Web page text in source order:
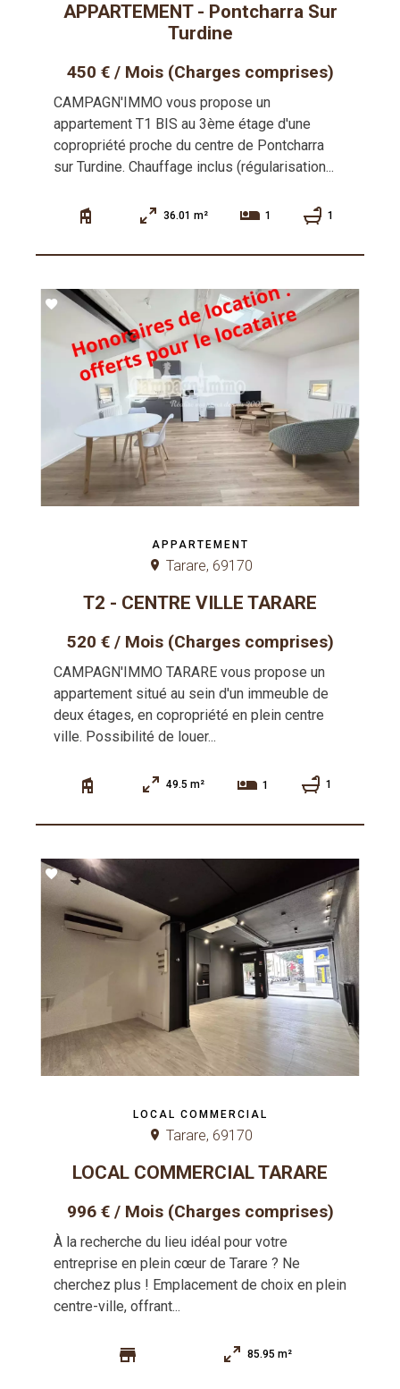
APPARTEMENT - Pontcharra Sur
Turdine
450 € / Mois (Charges comprises)
CAMPAGN'IMMO vous propose un
appartement T1 BIS au 3ème étage d'une
copropriété proche du centre de Pontcharra
sur Turdine. Chauffage inclus (régularisation...
36.01 m² 1 1
APPARTEMENT
Tarare, 69170
T2 - CENTRE VILLE TARARE
520 € / Mois (Charges comprises)
CAMPAGN'IMMO TARARE vous propose un
appartement situé au sein d'un immeuble de
deux étages, en copropriété en plein centre
ville. Possibilité de louer...
49.5 m² 1 1
LOCAL COMMERCIAL
Tarare, 69170
LOCAL COMMERCIAL TARARE
996 € / Mois (Charges comprises)
À la recherche du lieu idéal pour votre
entreprise en plein cœur de Tarare ? Ne
cherchez plus ! Emplacement de choix en plein
centre-ville, offrant...
85.95 m²